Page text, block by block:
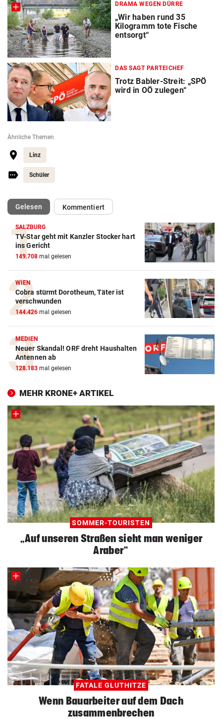
DRAMA WEGEN DÜRRE
„Wir haben rund 35
Kilogramm tote Fische
entsorgt“
DAS SAGT PARTEICHEF
Trotz Babler-Streit: „SPÖ
wird in OÖ zulegen“
Ähnliche Themen
Linz
Schüler
Gelesen(ausgewählt)Kommentiert
SALZBURG
TV-Star geht mit Kanzler Stocker hart
ins Gericht
149.708 mal gelesen
WIEN
Cobra stürmt Dorotheum, Täter ist
verschwunden
144.426 mal gelesen
MEDIEN
Neuer Skandal! ORF dreht Haushalten
Antennen ab
128.183 mal gelesen
MEHR KRONE+ ARTIKEL
SOMMER-TOURISTEN
„Auf unseren Straßen sieht man weniger
Araber“
FATALE GLUTHITZE
Wenn Bauarbeiter auf dem Dach
zusammenbrechen